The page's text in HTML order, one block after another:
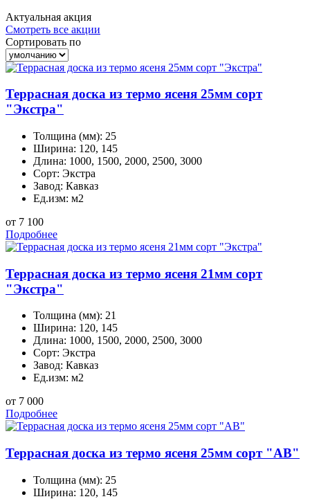
Актуальная акция
Смотреть все акции
Сортировать по
Террасная доска из термо ясеня 25мм сорт
"Экстра"
Толщина (мм): 25
Ширина: 120, 145
Длина: 1000, 1500, 2000, 2500, 3000
Сорт: Экстра
Завод: Кавказ
Ед.изм: м2
от 7 100
Подробнее
Террасная доска из термо ясеня 21мм сорт
"Экстра"
Толщина (мм): 21
Ширина: 120, 145
Длина: 1000, 1500, 2000, 2500, 3000
Сорт: Экстра
Завод: Кавказ
Ед.изм: м2
от 7 000
Подробнее
Террасная доска из термо ясеня 25мм сорт "AB"
Толщина (мм): 25
Ширина: 120, 145